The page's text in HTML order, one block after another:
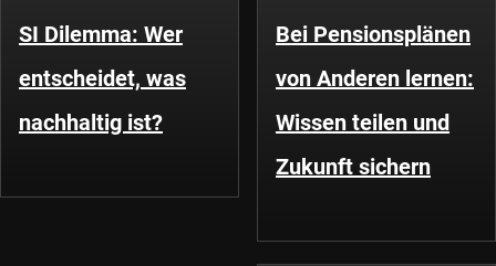
SI Dilemma: Wer
entscheidet, was
nachhaltig ist?
Bei Pensionsplänen
von Anderen lernen:
Wissen teilen und
Zukunft sichern